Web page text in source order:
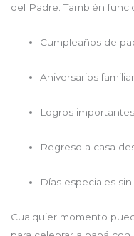
del Padre. También
Cumpleaños de
Aniversarios
Logros importantes
Regreso a casa
Días especiales
Cualquier momento